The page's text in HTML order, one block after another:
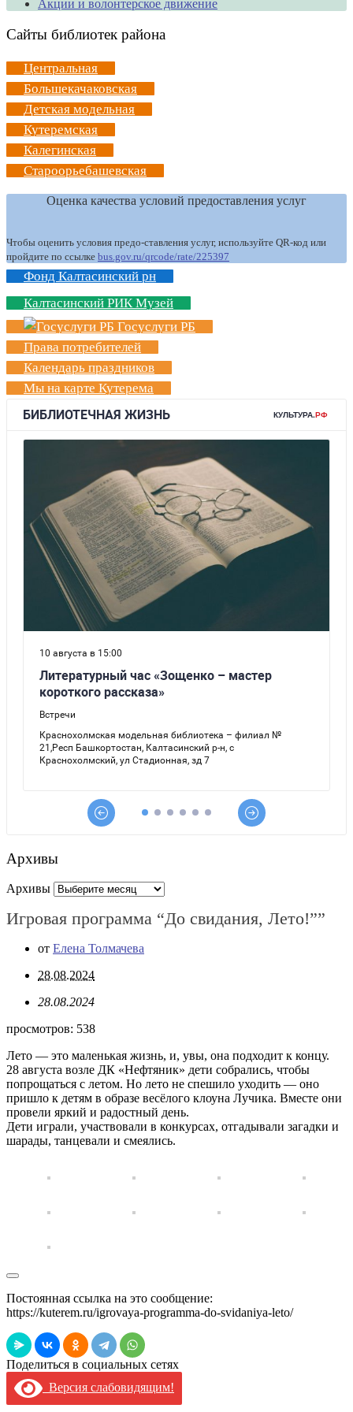
Акции и волонтерское движение
Сайты библиотек района
Центральная
Большекачаковская
Детская модельная
Кутеремская
Калегинская
Староорьебашевская
Оценка качества условий предоставления услуг
Чтобы оценить условия предо-ставления услуг, используйте QR-код или
пройдите по ссылке bus.gov.ru/qrcode/rate/225397
Фонд Калтасинский рн
Калтасинский РИК Музей
Госуслуги РБ
Права потребителей
Календарь праздников
Мы на карте Кутерема
Архивы
Архивы
Игровая программа “До свидания, Лето!””
от Елена Толмачева
28.08.2024
28.08.2024
просмотров: 538
Лето — это маленькая жизнь, и, увы, она подходит к концу.
28 августа возле ДК «Нефтяник» дети собрались, чтобы
попрощаться с летом. Но лето не спешило уходить — оно
пришло к детям в образе весёлого клоуна Лучика. Вместе они
провели яркий и радостный день.
Дети играли, участвовали в конкурсах, отгадывали загадки и
шарады, танцевали и смеялись.
Постоянная ссылка на это сообщение:
https://kuterem.ru/igrovaya-programma-do-svidaniya-leto/
Поделиться в социальных сетях
Версия слабовидящим!